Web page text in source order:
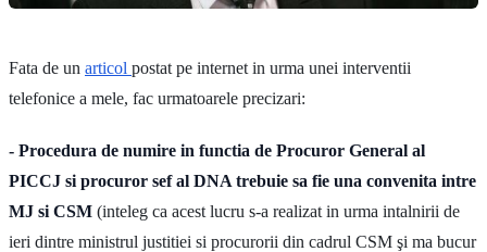
Fata de un articol postat pe internet in urma unei interventii
telefonice a mele, fac urmatoarele precizari:
- Procedura de numire in functia de Procuror General al
PICCJ si procuror sef al DNA trebuie sa fie una convenita intre
MJ si CSM (inteleg ca acest lucru s-a realizat in urma intalnirii de
ieri dintre ministrul justitiei si procurorii din cadrul CSM şi ma bucur